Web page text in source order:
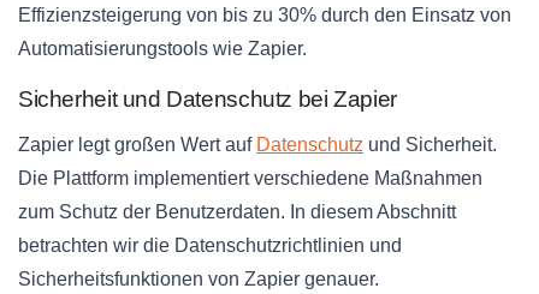
Effizienzsteigerung von bis zu 30% durch den Einsatz von
Automatisierungstools wie Zapier.
Sicherheit und Datenschutz bei Zapier
Zapier legt großen Wert auf Datenschutz und Sicherheit.
Die Plattform implementiert verschiedene Maßnahmen
zum Schutz der Benutzerdaten. In diesem Abschnitt
betrachten wir die Datenschutzrichtlinien und
Sicherheitsfunktionen von Zapier genauer.